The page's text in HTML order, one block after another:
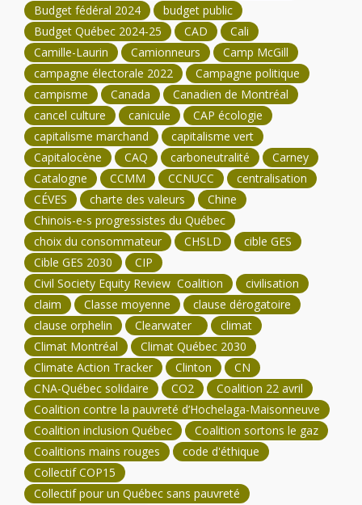
Budget fédéral 2024
budget public
Budget Québec 2024-25
CAD
Cali
Camille-Laurin
Camionneurs
Camp McGill
campagne électorale 2022
Campagne politique
campisme
Canada
Canadien de Montréal
cancel culture
canicule
CAP écologie
capitalisme marchand
capitalisme vert
Capitalocène
CAQ carboneutralité
Carney
Catalogne
CCMM CCNUCC
centralisation
CÉVES
charte des valeurs
Chine
Chinois-e-s progressistes du Québec
choix du consommateur
CHSLD
cible GES
Cible GES 2030
CIP
Civil Society Equity Review Coalition
civilisation
claim
Classe moyenne
clause dérogatoire
clause orphelin
Clearwater
climat
Climat Montréal
Climat Québec 2030
Climate Action Tracker
Clinton
CN
CNA-Québec solidaire
CO2
Coalition 22 avril
Coalition contre la pauvreté d’Hochelaga-Maisonneuve
Coalition inclusion Québec
Coalition sortons le gaz
Coalitions mains rouges
code d'éthique
Collectif COP15
Collectif pour un Québec sans pauvreté